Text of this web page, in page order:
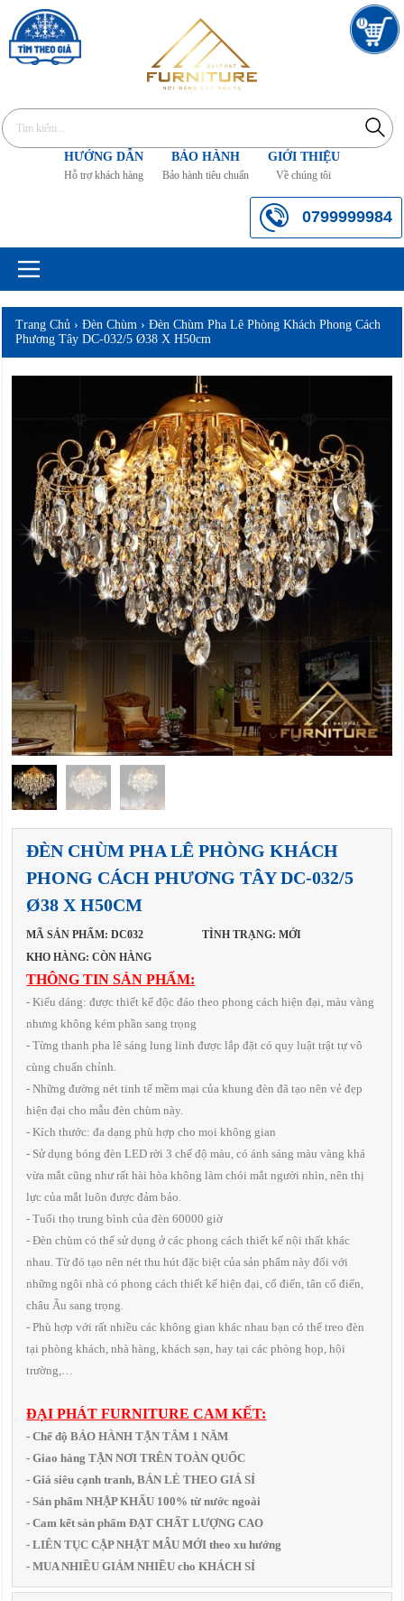
0
HƯỚNG DẪN
Hỗ trợ khách hàng
BẢO HÀNH
Bảo hành tiêu chuẩn
GIỚI THIỆU
Về chúng tôi
0799999984
Trang Chủ ›Đèn Chùm ›Đèn Chùm Pha Lê Phòng Khách Phong Cách
Phương Tây DC-032/5 Ø38 X H50cm
ĐÈN CHÙM PHA LÊ PHÒNG KHÁCH
PHONG CÁCH PHƯƠNG TÂY DC-032/5
Ø38 X H50CM
MÃ SẢN PHẨM: DC032
TÌNH TRẠNG: MỚI
KHO HÀNG: CÒN HÀNG
THÔNG TIN SẢN PHẨM:
- Kiểu dáng: được thiết kế độc đáo theo phong cách hiện đại, màu vàng
nhưng không kém phần sang trọng
- Từng thanh pha lê sáng lung linh được lắp đặt có quy luật trật tự vô
cùng chuẩn chỉnh.
- Những đường nét tinh tế mềm mại của khung đèn đã tạo nên vẻ đẹp
hiện đại cho mẫu đèn chùm này.
- Kích thước: đa dạng phù hợp cho mọi không gian
- Sử dụng bóng đèn LED rời 3 chế độ màu, có ánh sáng màu vàng khá
vừa mắt cũng như rất hài hòa không làm chói mắt người nhìn, nên thị
lực của mắt luôn được đảm bảo.
- Tuổi thọ trung bình của đèn 60000 giờ
- Đèn chùm có thể sử dụng ở các phong cách thiết kế nội thất khác
nhau. Từ đó tạo nên nét thu hút đặc biệt của sản phẩm này đối với
những ngôi nhà có phong cách thiết kế hiện đại, cổ điển, tân cổ điển,
châu Âu sang trọng.
- Phù hợp với rất nhiều các không gian khác nhau bạn có thể treo đèn
tại phòng khách, nhà hàng, khách sạn, hay tại các phòng họp, hội
trường,…
ĐẠI PHÁT FURNITURE CAM KẾT:
- Chế độ BẢO HÀNH TẬN TÂM 1 NĂM
- Giao hàng TẬN NƠI TRÊN TOÀN QUỐC
- Giá siêu cạnh tranh, BÁN LẺ THEO GIÁ SỈ
- Sản phẩm NHẬP KHẨU 100% từ nước ngoài
- Cam kết sản phẩm ĐẠT CHẤT LƯỢNG CAO
- LIÊN TỤC CẬP NHẬT MẪU MỚI theo xu hướng
- MUA NHIỀU GIẢM NHIỀU cho KHÁCH SỈ